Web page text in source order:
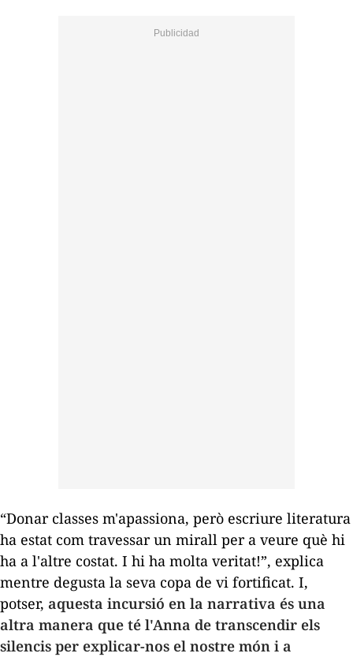
“Donar classes m'apassiona, però escriure literatura
ha estat com travessar un mirall per a veure què hi
ha a l'altre costat. I hi ha molta veritat!”, explica
mentre degusta la seva copa de vi fortificat. I,
potser, aquesta incursió en la narrativa és una
altra manera que té l'Anna de transcendir els
silencis per explicar-nos el nostre món i a